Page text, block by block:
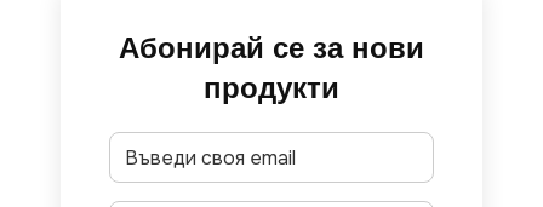
Абонирай се за нови
продукти